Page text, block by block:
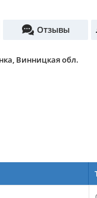
Отзывы
Винницкая обл.